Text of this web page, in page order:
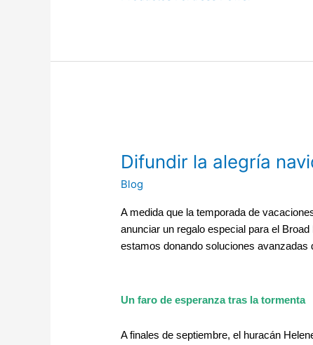
Difundir la alegría
Blog
A medida que la temporada de
anunciar un regalo especial para el
estamos donando soluciones
Un faro de esperanza tras la tormenta
A finales de septiembre, el huracán